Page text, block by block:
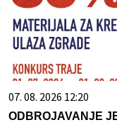
07. 08. 2026 12:20
ODBROJAVANJE